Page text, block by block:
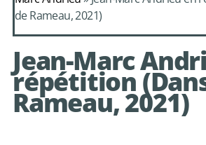
avec le choeur de
chambre Les
de Rameau, 2021)
Jean-Marc
répétition
Rameau, 2021)